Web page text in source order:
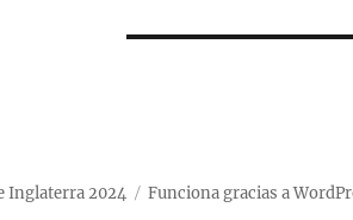
Inglaterra 2024 Funciona gracias a